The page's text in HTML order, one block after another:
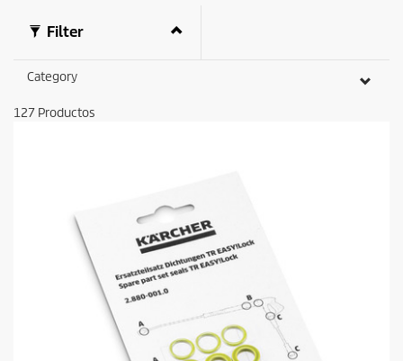
Filter
Category
127 Productos